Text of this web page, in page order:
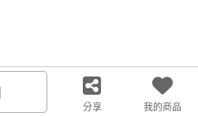
分享 我的商品